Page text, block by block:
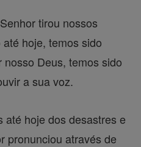
tirou nossos
hoje, temos sido
Deus, temos sido
a sua voz.
até hoje dos desastres e
pronunciou através de